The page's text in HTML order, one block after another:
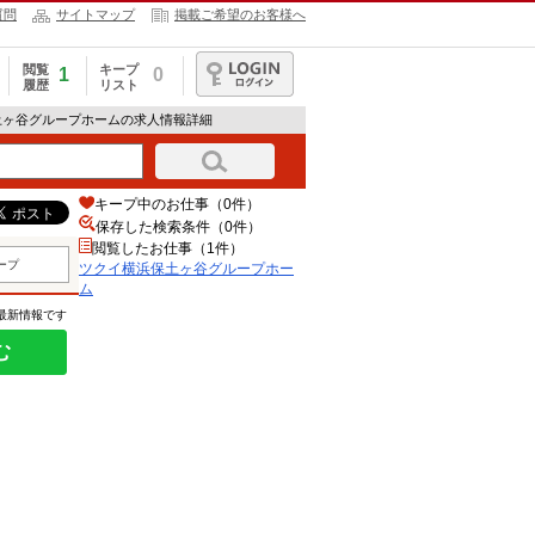
問 サイトマップ 掲載ご希望のお客様へ
閲覧
履歴
1
キープ
リスト
0
ログイン
谷グループホームの求人情報詳細
プ
新情報です
キープ中のお仕事（0件）
保存した検索条件（0件）
閲覧したお仕事（1件）
ツクイ横浜保土ヶ谷グループホー
ム